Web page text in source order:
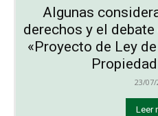
Algunas
derechos y el
«Proyecto de Ley
23/07/
Leer